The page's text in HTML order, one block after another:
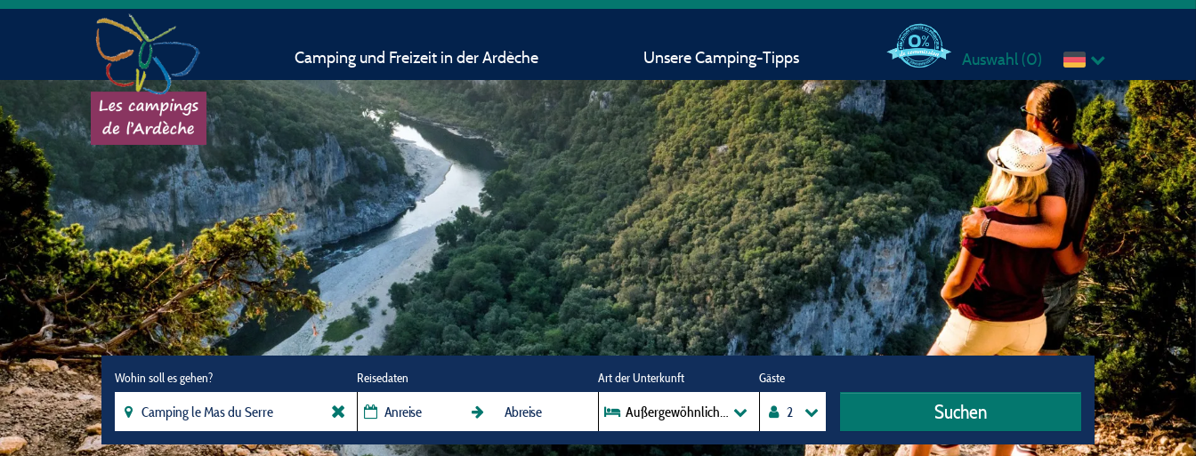
Camping und Freizeit in der Ardèche Unsere Camping-Tipps Auswahl (0)
Wohin soll es gehen? Reisedaten Art der Unterkunft
Außergewöhnliche Unterkunft
Gäste
Suchen